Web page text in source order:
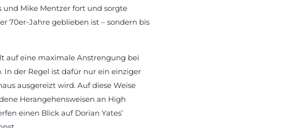
Mike Mentzer fort und sorgte
70er-Jahre geblieben ist – sondern bis
auf eine maximale Anstrengung bei
der Regel ist dafür nur ein einziger
ausgereizt wird. Auf diese Weise
Herangehensweisen an High
einen Blick auf Dorian Yates’